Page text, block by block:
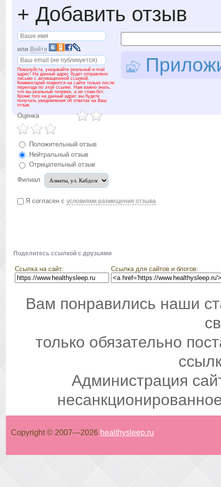
+ Добавить отзыв
или Войти
Пожалуйста, указывайте реальный e-mail
адрес! На данный адрес будет отправлено
письмо с активационной ссылкой.
Комментарий появится на сайте только после
перехода по этой ссылке. Нам важно знать,
что вы реальный человек, а не спам-бот.
Кроме того на данный адрес вы будете
получать уведомления об ответах на Ваш
отзыв.
Оценка
Положительный отзыв
Нейтральный отзыв
Отрицательный отзыв
Филиал
Я согласен с условиями размещения отзыва
Поделитесь ссылкой с друзьями
Ссылка на сайт: Ссылка для сайтов и блогов:
Вам понравились наши
только обязательно
Администрация
Copyright © 2007—2026 healthysleep.ru